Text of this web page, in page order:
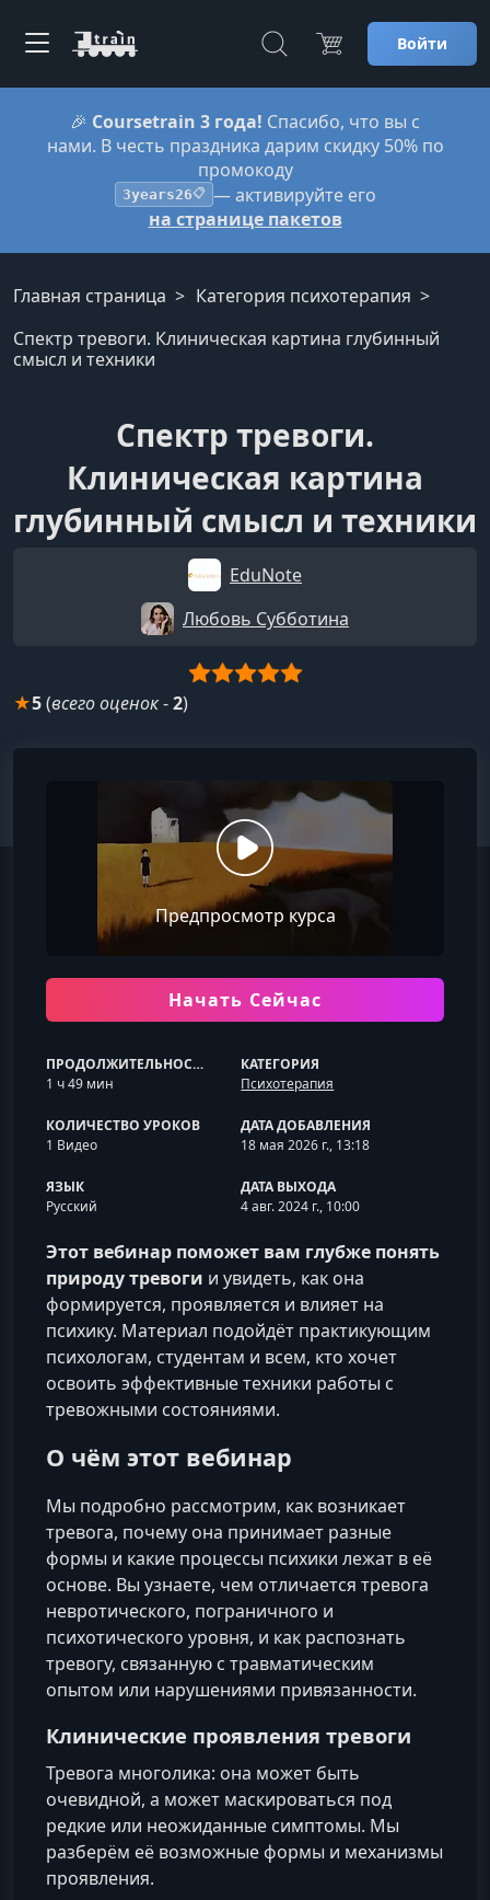
Войти
🎉 Coursetrain 3 года! Спасибо, что вы с
нами. В честь праздника дарим скидку 50% по
промокоду
3years26📋 — активируйте его
на странице пакетов
Главная страница
Категория психотерапия
Спектр тревоги. Клиническая картина глубинный
смысл и техники
Спектр тревоги.
Клиническая картина
глубинный смысл и техники
EduNote
Любовь Субботина
★5(всего оценок-2)
Предпросмотр курса
Начать Сейчас
ПРОДОЛЖИТЕЛЬНОСТЬ
1 ч 49 мин
КАТЕГОРИЯ
Психотерапия
КОЛИЧЕСТВО УРОКОВ
1 Видео
ДАТА ДОБАВЛЕНИЯ
18 мая 2026 г., 13:18
ЯЗЫК
Русский
ДАТА ВЫХОДА
4 авг. 2024 г., 10:00
Этот вебинар поможет вам глубже понять
природу тревоги и увидеть, как она
формируется, проявляется и влияет на
психику. Материал подойдёт практикующим
психологам, студентам и всем, кто хочет
освоить эффективные техники работы с
тревожными состояниями.
О чём этот вебинар
Мы подробно рассмотрим, как возникает
тревога, почему она принимает разные
формы и какие процессы психики лежат в её
основе. Вы узнаете, чем отличается тревога
невротического, пограничного и
психотического уровня, и как распознать
тревогу, связанную с травматическим
опытом или нарушениями привязанности.
Клинические проявления тревоги
Тревога многолика: она может быть
очевидной, а может маскироваться под
редкие или неожиданные симптомы. Мы
разберём её возможные формы и механизмы
проявления.